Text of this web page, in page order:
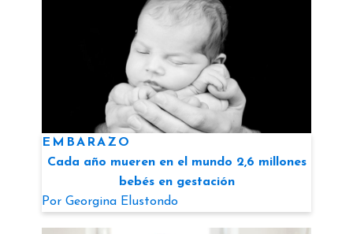
EMBARAZO
Cada año mueren en el mundo 2,6 millones
bebés en gestación
Por Georgina Elustondo